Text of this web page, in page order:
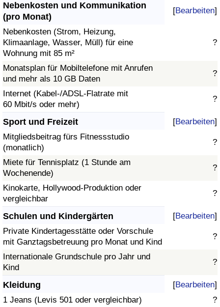
Nebenkosten und Kommunikation
(pro Monat)
[Bearbeiten]
Nebenkosten (Strom, Heizung,
Klimaanlage, Wasser, Müll) für eine
Wohnung mit 85 m²
?
Monatsplan für Mobiltelefone mit Anrufen
und mehr als 10 GB Daten
?
Internet (Kabel-/ADSL-Flatrate mit
60 Mbit/s oder mehr)
?
Sport und Freizeit [Bearbeiten]
Mitgliedsbeitrag fürs Fitnessstudio
(monatlich)
?
Miete für Tennisplatz (1 Stunde am
Wochenende)
?
Kinokarte, Hollywood-Produktion oder
vergleichbar
?
Schulen und Kindergärten [Bearbeiten]
Private Kindertagesstätte oder Vorschule
mit Ganztagsbetreuung pro Monat und Kind
?
Internationale Grundschule pro Jahr und
Kind
?
Kleidung [Bearbeiten]
1 Jeans (Levis 501 oder vergleichbar)
?